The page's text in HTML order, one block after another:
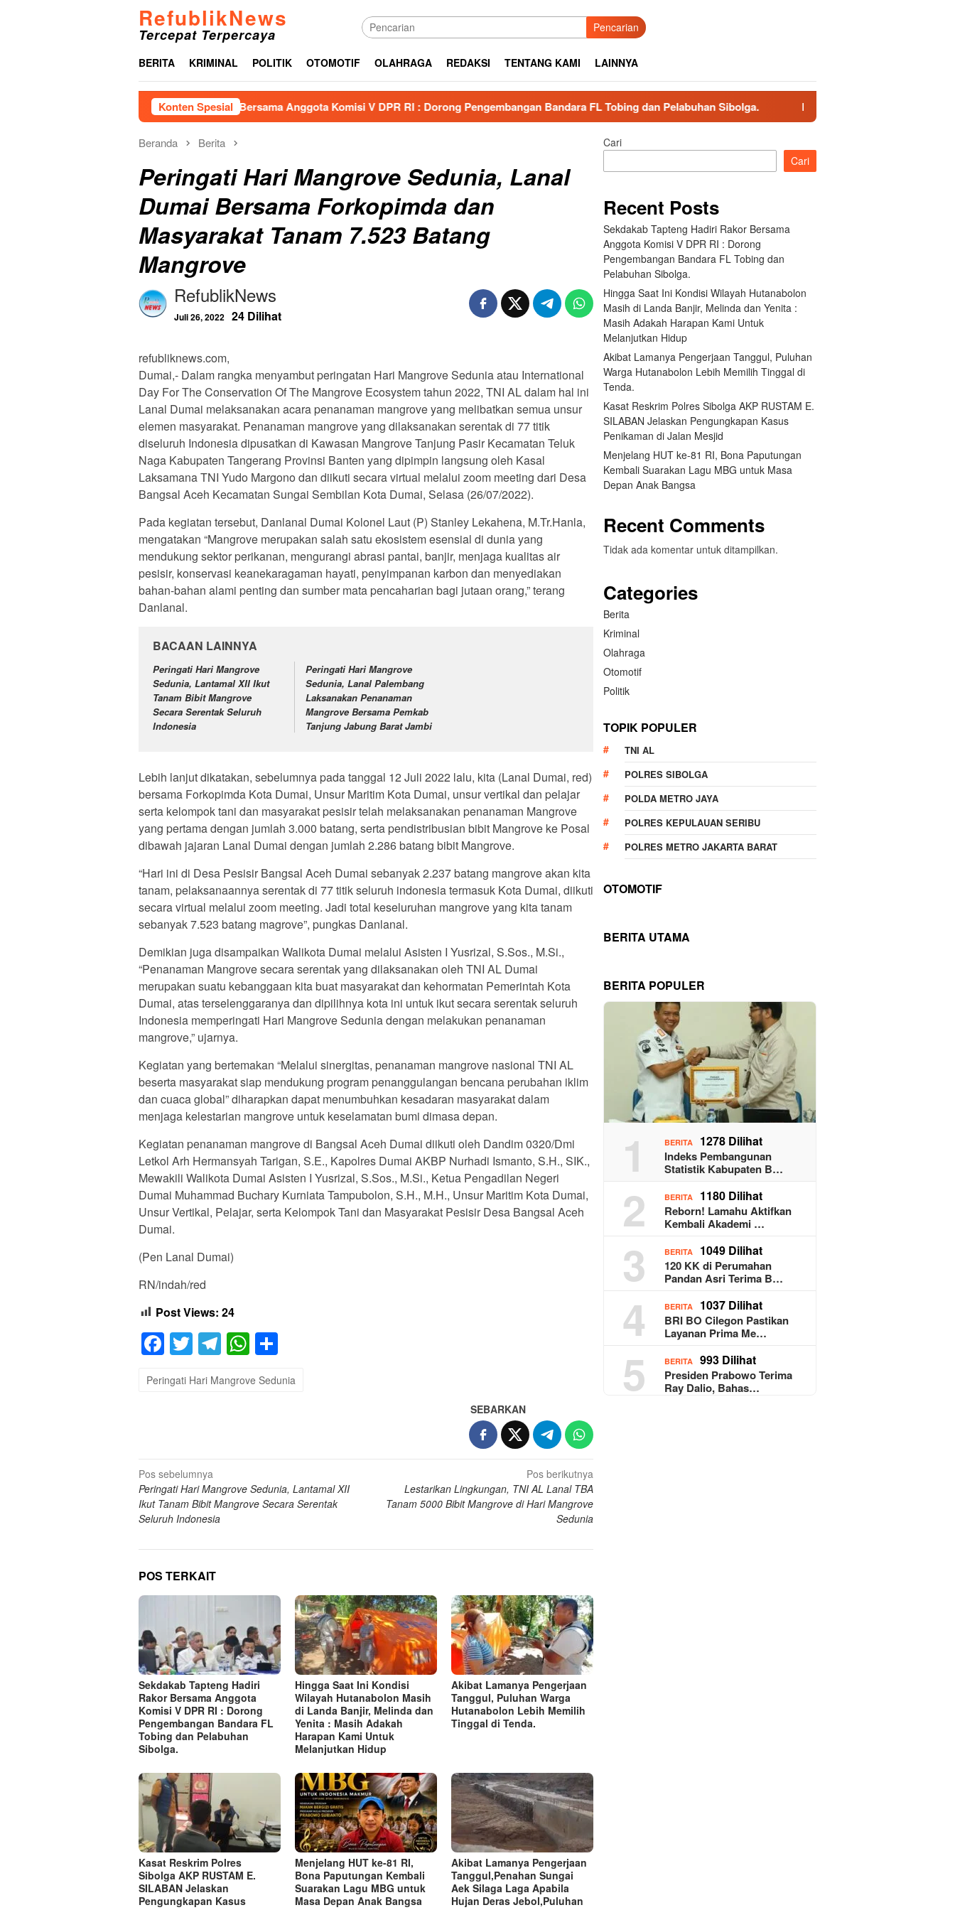
RefublikNews
Tercepat Terpercaya Pencarian
BERITA KRIMINAL POLITIK OTOMOTIF OLAHRAGA REDAKSI TENTANG KAMI LAINNYA
Konten Spesial
Sekdakab Tapteng Hadiri Rakor Bersama Anggota Komisi V DPR RI : Dorong Pengembangan Bandara FL Tobing dan Pelabuhan Sibolga. Hingga Saat Ini Kondisi Wilayah
Beranda Berita
Peringati Hari Mangrove Sedunia, Lanal
Dumai Bersama Forkopimda dan
Masyarakat Tanam 7.523 Batang
Mangrove
RefublikNews
Juli 26, 2022 24 Dilihat
refubliknews.com,
Dumai,- Dalam rangka menyambut peringatan Hari Mangrove Sedunia atau International
Day For The Conservation Of The Mangrove Ecosystem tahun 2022, TNI AL dalam hal ini
Lanal Dumai melaksanakan acara penanaman mangrove yang melibatkan semua unsur
elemen masyarakat. Penanaman mangrove yang dilaksanakan serentak di 77 titik
diseluruh Indonesia dipusatkan di Kawasan Mangrove Tanjung Pasir Kecamatan Teluk
Naga Kabupaten Tangerang Provinsi Banten yang dipimpin langsung oleh Kasal
Laksamana TNI Yudo Margono dan diikuti secara virtual melalui zoom meeting dari Desa
Bangsal Aceh Kecamatan Sungai Sembilan Kota Dumai, Selasa (26/07/2022).
Pada kegiatan tersebut, Danlanal Dumai Kolonel Laut (P) Stanley Lekahena, M.Tr.Hanla,
mengatakan “Mangrove merupakan salah satu ekosistem esensial di dunia yang
mendukung sektor perikanan, mengurangi abrasi pantai, banjir, menjaga kualitas air
pesisir, konservasi keanekaragaman hayati, penyimpanan karbon dan menyediakan
bahan-bahan alami penting dan sumber mata pencaharian bagi jutaan orang,” terang
Danlanal.
BACAAN LAINNYA
Peringati Hari Mangrove
Sedunia, Lantamal XII Ikut
Tanam Bibit Mangrove
Secara Serentak Seluruh
Indonesia
Peringati Hari Mangrove
Sedunia, Lanal Palembang
Laksanakan Penanaman
Mangrove Bersama Pemkab
Tanjung Jabung Barat Jambi
Lebih lanjut dikatakan, sebelumnya pada tanggal 12 Juli 2022 lalu, kita (Lanal Dumai, red)
bersama Forkopimda Kota Dumai, Unsur Maritim Kota Dumai, unsur vertikal dan pelajar
serta kelompok tani dan masyarakat pesisir telah melaksanakan penanaman Mangrove
yang pertama dengan jumlah 3.000 batang, serta pendistribusian bibit Mangrove ke Posal
dibawah jajaran Lanal Dumai dengan jumlah 2.286 batang bibit Mangrove.
“Hari ini di Desa Pesisir Bangsal Aceh Dumai sebanyak 2.237 batang mangrove akan kita
tanam, pelaksanaannya serentak di 77 titik seluruh indonesia termasuk Kota Dumai, diikuti
secara virtual melalui zoom meeting. Jadi total keseluruhan mangrove yang kita tanam
sebanyak 7.523 batang magrove”, pungkas Danlanal.
Demikian juga disampaikan Walikota Dumai melalui Asisten I Yusrizal, S.Sos., M.Si.,
“Penanaman Mangrove secara serentak yang dilaksanakan oleh TNI AL Dumai
merupakan suatu kebanggaan kita buat masyarakat dan kehormatan Pemerintah Kota
Dumai, atas terselenggaranya dan dipilihnya kota ini untuk ikut secara serentak seluruh
Indonesia memperingati Hari Mangrove Sedunia dengan melakukan penanaman
mangrove,” ujarnya.
Kegiatan yang bertemakan “Melalui sinergitas, penanaman mangrove nasional TNI AL
beserta masyarakat siap mendukung program penanggulangan bencana perubahan iklim
dan cuaca global” diharapkan dapat menumbuhkan kesadaran masyarakat dalam
menjaga kelestarian mangrove untuk keselamatan bumi dimasa depan.
Kegiatan penanaman mangrove di Bangsal Aceh Dumai diikuti oleh Dandim 0320/Dmi
Letkol Arh Hermansyah Tarigan, S.E., Kapolres Dumai AKBP Nurhadi Ismanto, S.H., SIK.,
Mewakili Walikota Dumai Asisten I Yusrizal, S.Sos., M.Si., Ketua Pengadilan Negeri
Dumai Muhammad Buchary Kurniata Tampubolon, S.H., M.H., Unsur Maritim Kota Dumai,
Unsur Vertikal, Pelajar, serta Kelompok Tani dan Masyarakat Pesisir Desa Bangsal Aceh
Dumai.
(Pen Lanal Dumai)
RN/indah/red
Post Views: 24
Facebook
TwitterTelegram
WhatsApp
Peringati Hari Mangrove Sedunia
SEBARKAN
Navigasi
pos
Pos sebelumnya
Peringati Hari Mangrove Sedunia, Lantamal XII
Ikut Tanam Bibit Mangrove Secara Serentak
Seluruh Indonesia
Pos berikutnya
Lestarikan Lingkungan, TNI AL Lanal TBA
Tanam 5000 Bibit Mangrove di Hari Mangrove
Sedunia
POS TERKAIT
Sekdakab Tapteng Hadiri
Rakor Bersama Anggota
Komisi V DPR RI : Dorong
Pengembangan Bandara FL
Tobing dan Pelabuhan
Sibolga.
Hingga Saat Ini Kondisi
Wilayah Hutanabolon Masih
di Landa Banjir, Melinda dan
Yenita : Masih Adakah
Harapan Kami Untuk
Melanjutkan Hidup
Akibat Lamanya Pengerjaan
Tanggul, Puluhan Warga
Hutanabolon Lebih Memilih
Tinggal di Tenda.
Kasat Reskrim Polres
Sibolga AKP RUSTAM E.
SILABAN Jelaskan
Pengungkapan Kasus
Menjelang HUT ke-81 RI,
Bona Paputungan Kembali
Suarakan Lagu MBG untuk
Masa Depan Anak Bangsa
Akibat Lamanya Pengerjaan
Tanggul,Penahan Sungai
Aek Silaga Laga Apabila
Hujan Deras Jebol,Puluhan
Cari
Cari
Recent Posts
Sekdakab Tapteng Hadiri Rakor Bersama
Anggota Komisi V DPR RI : Dorong
Pengembangan Bandara FL Tobing dan
Pelabuhan Sibolga.
Hingga Saat Ini Kondisi Wilayah Hutanabolon
Masih di Landa Banjir, Melinda dan Yenita :
Masih Adakah Harapan Kami Untuk
Melanjutkan Hidup
Akibat Lamanya Pengerjaan Tanggul, Puluhan
Warga Hutanabolon Lebih Memilih Tinggal di
Tenda.
Kasat Reskrim Polres Sibolga AKP RUSTAM E.
SILABAN Jelaskan Pengungkapan Kasus
Penikaman di Jalan Mesjid
Menjelang HUT ke-81 RI, Bona Paputungan
Kembali Suarakan Lagu MBG untuk Masa
Depan Anak Bangsa
Recent Comments
Tidak ada komentar untuk ditampilkan.
Categories
Berita
Kriminal
Olahraga
Otomotif
Politik
TOPIK POPULER
TNI AL
POLRES SIBOLGA
POLDA METRO JAYA
POLRES KEPULAUAN SERIBU
POLRES METRO JAKARTA BARAT
OTOMOTIF
BERITA UTAMA
BERITA POPULER
1 BERITA 1278 Dilihat
Indeks Pembangunan
Statistik Kabupaten B…
2 BERITA 1180 Dilihat
Reborn! Lamahu Aktifkan
Kembali Akademi …
3 BERITA 1049 Dilihat
120 KK di Perumahan
Pandan Asri Terima B…
4 BERITA 1037 Dilihat
BRI BO Cilegon Pastikan
Layanan Prima Me…
5 BERITA 993 Dilihat
Presiden Prabowo Terima
Ray Dalio, Bahas…